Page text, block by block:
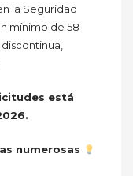
la Seguridad
mínimo de 58
está
numerosas